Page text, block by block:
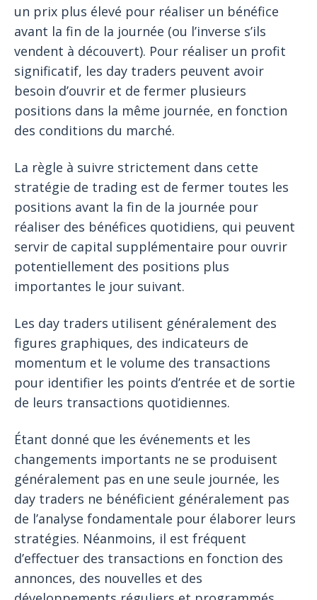
un prix plus élevé pour réaliser un bénéfice
avant la fin de la journée (ou l’inverse s’ils
vendent à découvert). Pour réaliser un profit
significatif, les day traders peuvent avoir
besoin d’ouvrir et de fermer plusieurs
positions dans la même journée, en fonction
des conditions du marché.
La règle à suivre strictement dans cette
stratégie de trading est de fermer toutes les
positions avant la fin de la journée pour
réaliser des bénéfices quotidiens, qui peuvent
servir de capital supplémentaire pour ouvrir
potentiellement des positions plus
importantes le jour suivant.
Les day traders utilisent généralement des
figures graphiques, des indicateurs de
momentum et le volume des transactions
pour identifier les points d’entrée et de sortie
de leurs transactions quotidiennes.
Étant donné que les événements et les
changements importants ne se produisent
généralement pas en une seule journée, les
day traders ne bénéficient généralement pas
de l’analyse fondamentale pour élaborer leurs
stratégies. Néanmoins, il est fréquent
d’effectuer des transactions en fonction des
annonces, des nouvelles et des